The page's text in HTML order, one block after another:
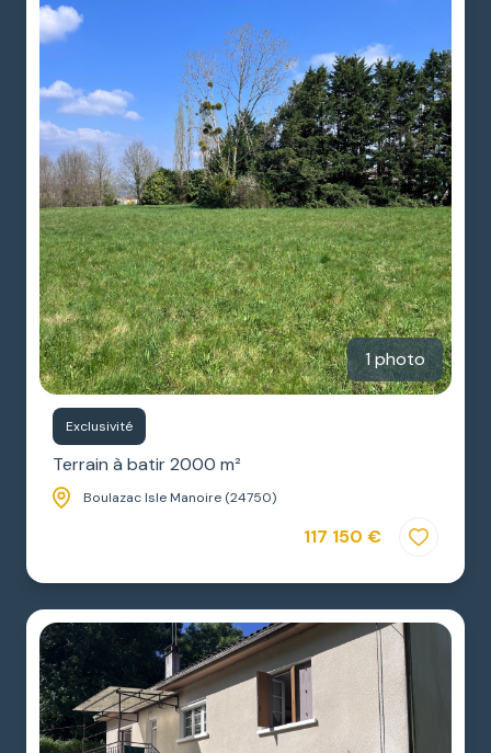
1 photo
Exclusivité
Terrain à batir 2000 m²
Boulazac Isle Manoire (24750)
117 150 €